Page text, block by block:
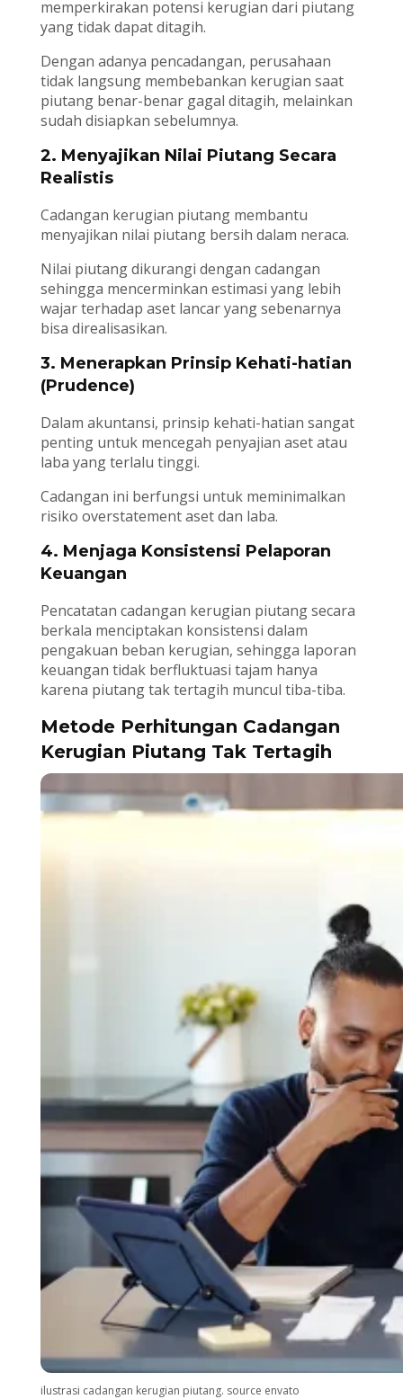
memperkirakan potensi kerugian dari piutang
yang tidak dapat ditagih.
Dengan adanya pencadangan, perusahaan
tidak langsung membebankan kerugian saat
piutang benar-benar gagal ditagih, melainkan
sudah disiapkan sebelumnya.
2. Menyajikan Nilai Piutang Secara
Realistis
Cadangan kerugian piutang membantu
menyajikan nilai piutang bersih dalam neraca.
Nilai piutang dikurangi dengan cadangan
sehingga mencerminkan estimasi yang lebih
wajar terhadap aset lancar yang sebenarnya
bisa direalisasikan.
3. Menerapkan Prinsip Kehati-hatian
(Prudence)
Dalam akuntansi, prinsip kehati-hatian sangat
penting untuk mencegah penyajian aset atau
laba yang terlalu tinggi.
Cadangan ini berfungsi untuk meminimalkan
risiko overstatement aset dan laba.
4. Menjaga Konsistensi Pelaporan
Keuangan
Pencatatan cadangan kerugian piutang secara
berkala menciptakan konsistensi dalam
pengakuan beban kerugian, sehingga laporan
keuangan tidak berfluktuasi tajam hanya
karena piutang tak tertagih muncul tiba-tiba.
Metode Perhitungan Cadangan
Kerugian Piutang Tak Tertagih
ilustrasi cadangan kerugian piutang. source envato